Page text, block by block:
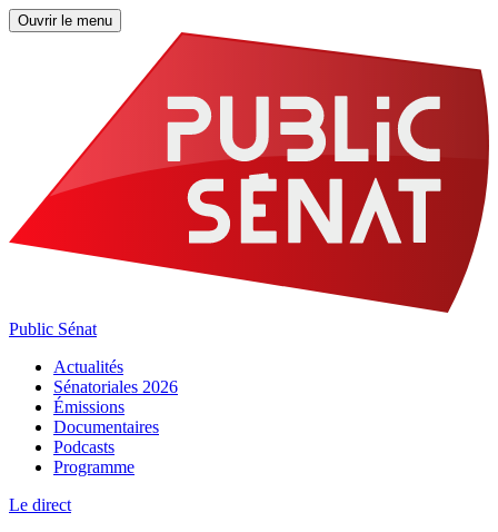
Ouvrir le menu
Public Sénat
Actualités
Sénatoriales 2026
Émissions
Documentaires
Podcasts
Programme
Le direct